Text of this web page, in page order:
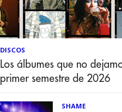
DISCOS
Los álbumes que no
primer semestre de 2026
SHAME